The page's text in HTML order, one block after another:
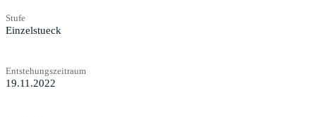
Stufe
Einzelstueck
Entstehungszeitraum
19.11.2022